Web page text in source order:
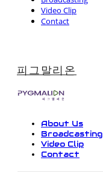
Video Clip
Contact
피그말리온
About Us
Broadcasting
Video Clip
Contact